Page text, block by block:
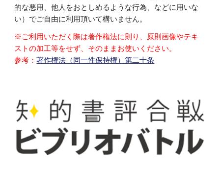
的な悪用、他人をおとしめるような行為、などに用いな
い）でご自由に利用頂いて構いません。
※ご利用いただく際は著作権法に則り、原則画像やテキ
ストの加工等をせず、そのままお使いください。
参考：著作権法（同一性保持権）第二十条